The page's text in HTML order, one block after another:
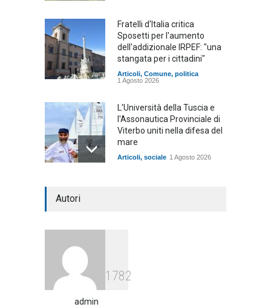
Fratelli d'Italia critica
Sposetti per l'aumento
dell'addizionale IRPEF: "una
stangata per i cittadini"
Articoli, Comune, politica
1 Agosto 2026
L'Università della Tuscia e
l'Assonautica Provinciale di
Viterbo uniti nella difesa del
mare
Articoli, sociale 1 Agosto 2026
arrivano i pagamenti PAC, la
Autori
1782
admin